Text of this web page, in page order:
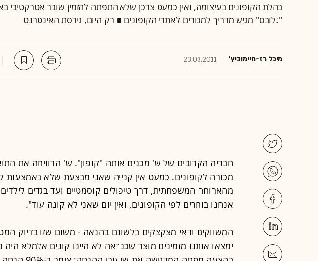
בהלת הקופונים בעיצומה, ואין כמעט צרכן שלא התפתה להזמין שובר אטרקטיבי
"גלובס" מגיש מדריך למכורים לאתרי הקופונים ■ רק היום, גירסת האינטרנט
מיכל רז-חיימוביץ' 23.03.2011
חבריה הקרובים של ש' מכנים אותה "קופון". ש' הרוויחה את
מכורה לקופונים. כמעט אין קנייה שאני מבצעת שלא באמצעות
מהארוחה המשפחתית, דרך טיפולים קוסמטיים ועד בגדים
אנחנו בוחרים לפי הקופונים, ואין יום שאני לא קונה עוד".
המשווקים ודאי מצקצקים בלשונם בהנאה - משום שזו בדיוק
ימצאו אותנו מזמינים מוצר שכנראה לא היינו קונים אלמלא